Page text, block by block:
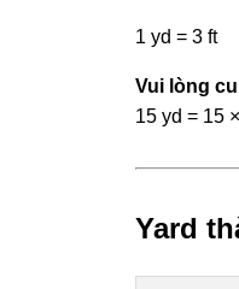
1 yd = 3 ft
Vui lòng
15 yd = 15
Yard